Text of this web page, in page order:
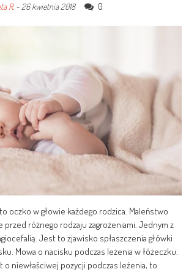
R.- 26 kwietnia 2018 0
oczko w głowie każdego rodzica. Maleństwo
różnego rodzaju zagrożeniami. Jednym z
Jest to zjawisko spłaszczenia główki
Mowa o nacisku podczas leżenia w łóżeczku.
niewłaściwej pozycji podczas leżenia, to